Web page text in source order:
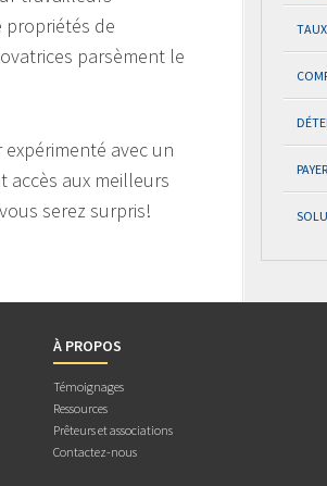
propriétés de
parsèment le
avec un
accès aux meilleurs
serez surpris!
À PROPOS
Témoignages
Ressources
Prêteurs et associations
Contactez-nous